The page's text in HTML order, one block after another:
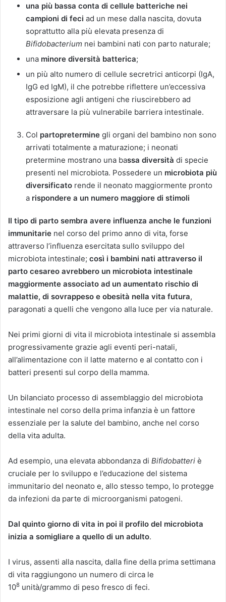
una più bassa conta di cellule batteriche nei
campioni di feci ad un mese dalla nascita, dovuta
soprattutto alla più elevata presenza di
Bifidobacterium nei bambini nati con parto naturale;
una minore diversità batterica;
un più alto numero di cellule secretrici anticorpi (IgA,
IgG ed IgM), il che potrebbe riflettere un’eccessiva
esposizione agli antigeni che riuscirebbero ad
attraversare la più vulnerabile barriera intestinale.
Col partopretermine gli organi del bambino non sono
arrivati totalmente a maturazione; i neonati
pretermine mostrano una bassa diversità di specie
presenti nel microbiota. Possedere un microbiota più
diversificato rende il neonato maggiormente pronto
a rispondere a un numero maggiore di stimoli
Il tipo di parto sembra avere influenza anche le funzioni
immunitarie nel corso del primo anno di vita, forse
attraverso l’influenza esercitata sullo sviluppo del
microbiota intestinale; così i bambini nati attraverso il
parto cesareo avrebbero un microbiota intestinale
maggiormente associato ad un aumentato rischio di
malattie, di sovrappeso e obesità nella vita futura,
paragonati a quelli che vengono alla luce per via naturale.
Nei primi giorni di vita il microbiota intestinale si assembla
progressivamente grazie agli eventi peri-natali,
all’alimentazione con il latte materno e al contatto con i
batteri presenti sul corpo della mamma.
Un bilanciato processo di assemblaggio del microbiota
intestinale nel corso della prima infanzia è un fattore
essenziale per la salute del bambino, anche nel corso
della vita adulta.
Ad esempio, una elevata abbondanza di Bifidobatteri è
cruciale per lo sviluppo e l’educazione del sistema
immunitario del neonato e, allo stesso tempo, lo protegge
da infezioni da parte di microorganismi patogeni.
Dal quinto giorno di vita in poi il profilo del microbiota
inizia a somigliare a quello di un adulto.
I virus, assenti alla nascita, dalla fine della prima settimana
di vita raggiungono un numero di circa le
108 unità/grammo di peso fresco di feci.